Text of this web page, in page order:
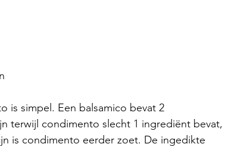
is simpel. Een balsamico bevat 2
terwijl condimento slecht 1 ingrediënt bevat,
is condimento eerder zoet. De ingedikte